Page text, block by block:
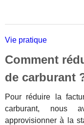
Vie pratique
Comment
de carburant
Pour réduire la
carburant, nous
approvisionner à la